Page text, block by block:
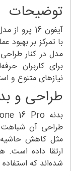
توضیحات
آیفون 16 پرو از مدل‌های جدید
با تمرکز بر بهبود
مدل در کنار
برای کاربران
نیازهای متنوع و
طراحی و
طراحی آن شباهت
مثل کاهش
ارتقا داده است.
شده‌اند که